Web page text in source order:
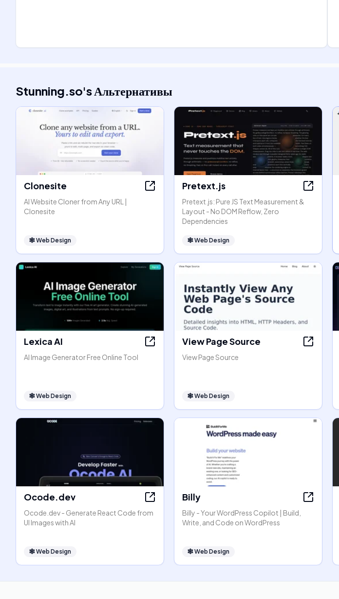
Stunning.so'sАльтернативы
Clonesite
AI Website Cloner from Any URL |
Clonesite
🕸Web Design
Pretext.js
Pretext.js: Pure JS Text Measurement &
Layout - No DOM Reflow, Zero
Dependencies
🕸Web Design
Lexica AI
AI Image Generator Free Online Tool
🕸Web Design
View Page Source
View Page Source
🕸Web Design
Ocode.dev
Ocode.dev - Generate React Code from
UI Images with AI
🕸Web Design
Billy
Billy - Your WordPress Copilot | Build,
Write, and Code on WordPress
🕸Web Design